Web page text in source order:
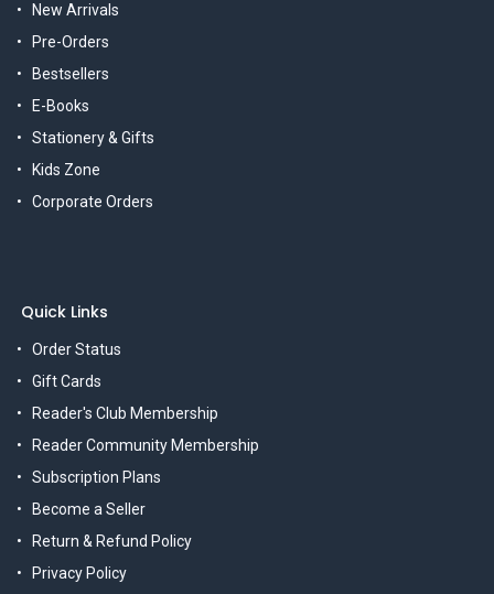
New Arrivals
Pre-Orders
Bestsellers
E-Books
Stationery & Gifts
Kids Zone
Corporate Orders
Quick Links
Order Status
Gift Cards
Reader's Club Membership
Reader Community Membership
Subscription Plans
Become a Seller
Return & Refund Policy
Privacy Policy